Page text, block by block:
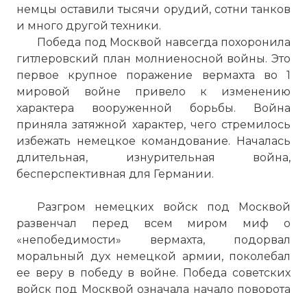
немцы оставили тысячи орудий, сотни танков
и много другой техники.
Победа под Москвой навсегда похоронила
гитлеровский план молниеносной войны. Это
первое крупное поражение вермахта во 1
мировой войне привело к изменению
характера вооруженной борьбы. Война
приняла затяжной характер, чего стремилось
избежать немецкое командование. Началась
длительная, изнурительная война,
бесперспективная для Германии.
Разгром немецких войск под Москвой
развенчал перед всем миром миф о
«непобедимости» вермахта, подорвал
моральный дух немецкой армии, поколебал
ее веру в победу в войне. Победа советских
войск под Москвой означала начало поворота